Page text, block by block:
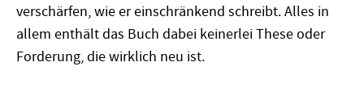
verschärfen, wie er einschränkend schreibt. Alles in
allem enthält das Buch dabei keinerlei These oder
Forderung, die wirklich neu ist.